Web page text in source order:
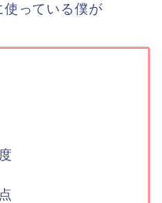
使っている僕が